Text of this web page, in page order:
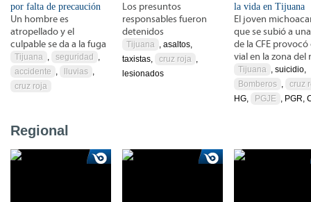
por falta de precaución
Un hombre es
atropellado y el
culpable se da a la fuga
Tijuana , seguridad
,
accidente , lluvias ,
cruz roja
Los presuntos
responsables fueron
detenidos
Tijuana , asaltos,
taxistas,
cruz roja ,
lesionados
la vida en Tijuana
El joven
que se subió a
de la CFE provocó
vial en la zona del
Tijuana , suicidio,
Bomberos ,
cruz
HG,
PGJE , PGR,
Regional